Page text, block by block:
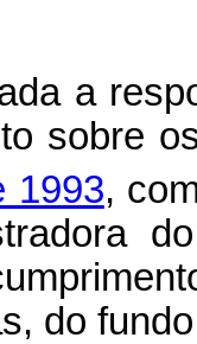
a
sobre
1993,
do